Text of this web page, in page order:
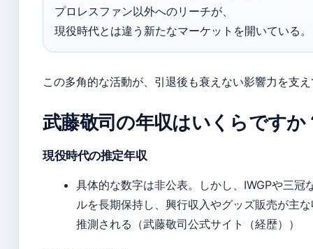
プロレスファン以外へのリーチが、
現役時代とは違う新たなマーケットを開いている。
この多角的な活動が、引退後も衰えない影響力を支
武藤敬司の年収はいくらですか
現役時代の推定年収
具体的な数字は非公表。しかし、IWGPや三冠
ルを長期保持し、興行収入やグッズ販売が主
推測される（武藤敬司公式サイト（経歴））